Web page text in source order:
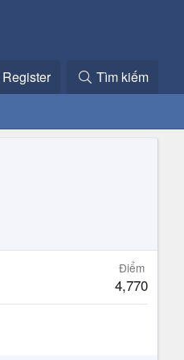
Register Tìm kiếm
Điểm
4,770